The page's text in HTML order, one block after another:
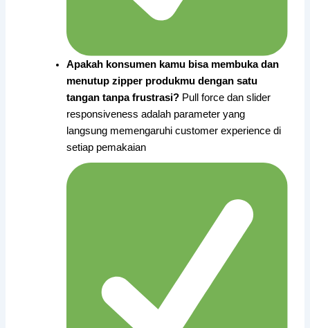
Apakah konsumen kamu bisa membuka dan
menutup zipper produkmu dengan satu
tangan tanpa frustrasi? Pull force dan slider
responsiveness adalah parameter yang
langsung memengaruhi customer experience di
setiap pemakaian